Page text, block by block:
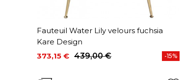
Fauteuil Water Lily velours fuchsia
Kare Design
Prix
373,15 €
Prix de base439,00 € -15%